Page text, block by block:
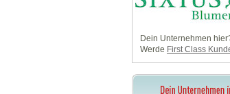
Dein Unternehmen
Werde First Class